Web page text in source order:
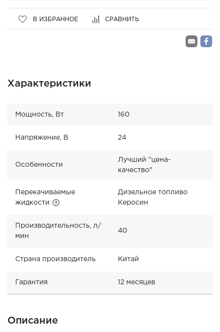
В ИЗБРАННОЕ СРАВНИТЬ
Характеристики
Мощность, Вт 160
Напряжение, В 24
Особенности
Лучший "цена-
качество"
Перекачиваемые
жидкости
Дизельное топливо
Керосин
Производительность, л/
мин
40
Страна производитель Китай
Гарантия 12 месяцев
Описание